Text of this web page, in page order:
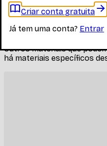
Entrar
Materiais
Outros materiais que
há materiais específicos
Criar conta gratuita
Já tem uma conta? Entrar